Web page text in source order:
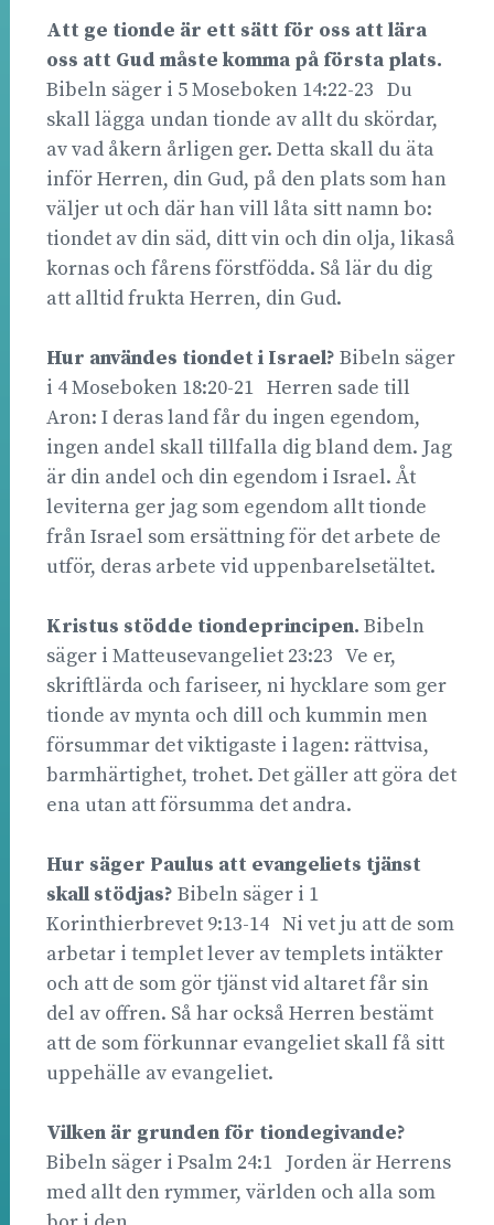
Att ge tionde är ett sätt för oss att lära
oss att Gud måste komma på första plats.
Bibeln säger i 5 Moseboken 14:22-23 Du
skall lägga undan tionde av allt du skördar,
av vad åkern årligen ger. Detta skall du äta
inför Herren, din Gud, på den plats som han
väljer ut och där han vill låta sitt namn bo:
tiondet av din säd, ditt vin och din olja, likaså
kornas och fårens förstfödda. Så lär du dig
att alltid frukta Herren, din Gud.
Hur användes tiondet i Israel? Bibeln säger
i 4 Moseboken 18:20-21 Herren sade till
Aron: I deras land får du ingen egendom,
ingen andel skall tillfalla dig bland dem. Jag
är din andel och din egendom i Israel. Åt
leviterna ger jag som egendom allt tionde
från Israel som ersättning för det arbete de
utför, deras arbete vid uppenbarelsetältet.
Kristus stödde tiondeprincipen. Bibeln
säger i Matteusevangeliet 23:23 Ve er,
skriftlärda och fariseer, ni hycklare som ger
tionde av mynta och dill och kummin men
försummar det viktigaste i lagen: rättvisa,
barmhärtighet, trohet. Det gäller att göra det
ena utan att försumma det andra.
Hur säger Paulus att evangeliets tjänst
skall stödjas? Bibeln säger i 1
Korinthierbrevet 9:13-14 Ni vet ju att de som
arbetar i templet lever av templets intäkter
och att de som gör tjänst vid altaret får sin
del av offren. Så har också Herren bestämt
att de som förkunnar evangeliet skall få sitt
uppehälle av evangeliet.
Vilken är grunden för tiondegivande?
Bibeln säger i Psalm 24:1 Jorden är Herrens
med allt den rymmer, världen och alla som